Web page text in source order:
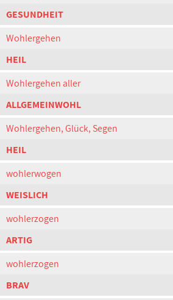
GESUNDHEIT
Wohlergehen
HEIL
Wohlergehen aller
ALLGEMEINWOHL
Wohlergehen, Glück, Segen
HEIL
wohlerwogen
WEISLICH
wohlerzogen
ARTIG
wohlerzogen
BRAV